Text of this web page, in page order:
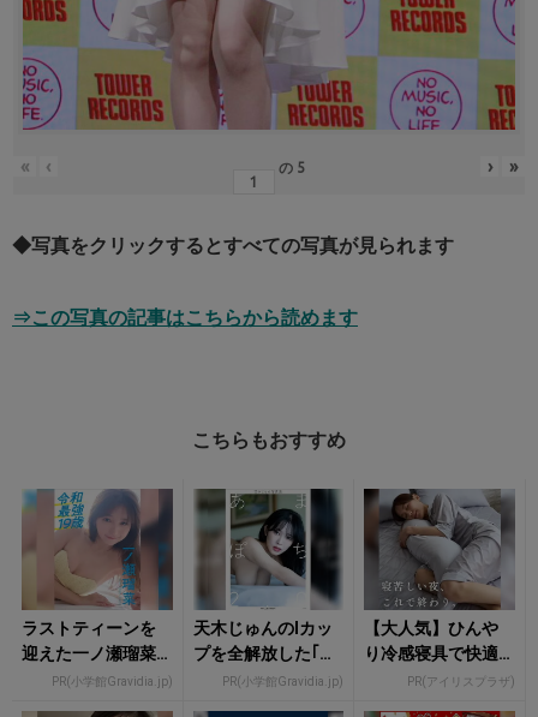
« ‹ の 5 › »
◆写真をクリックするとすべての写真が見られます
⇒この写真の記事はこちらから読めます
こちらもおすすめ
ラストティーンを
迎えた一ノ瀬瑠菜
がオトナの魅力を
PR(小学館Gravidia.jp)
天木じゅんのIカッ
プを全解放した｢バ
ストトップの限界
PR(小学館Gravidia.jp)
【大人気】ひんや
り冷感寝具で快適
な睡眠をあなた
PR(アイリスプラザ)